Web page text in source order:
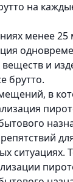
на
менее 25
веществ и
брутто.
в
ситуациях.